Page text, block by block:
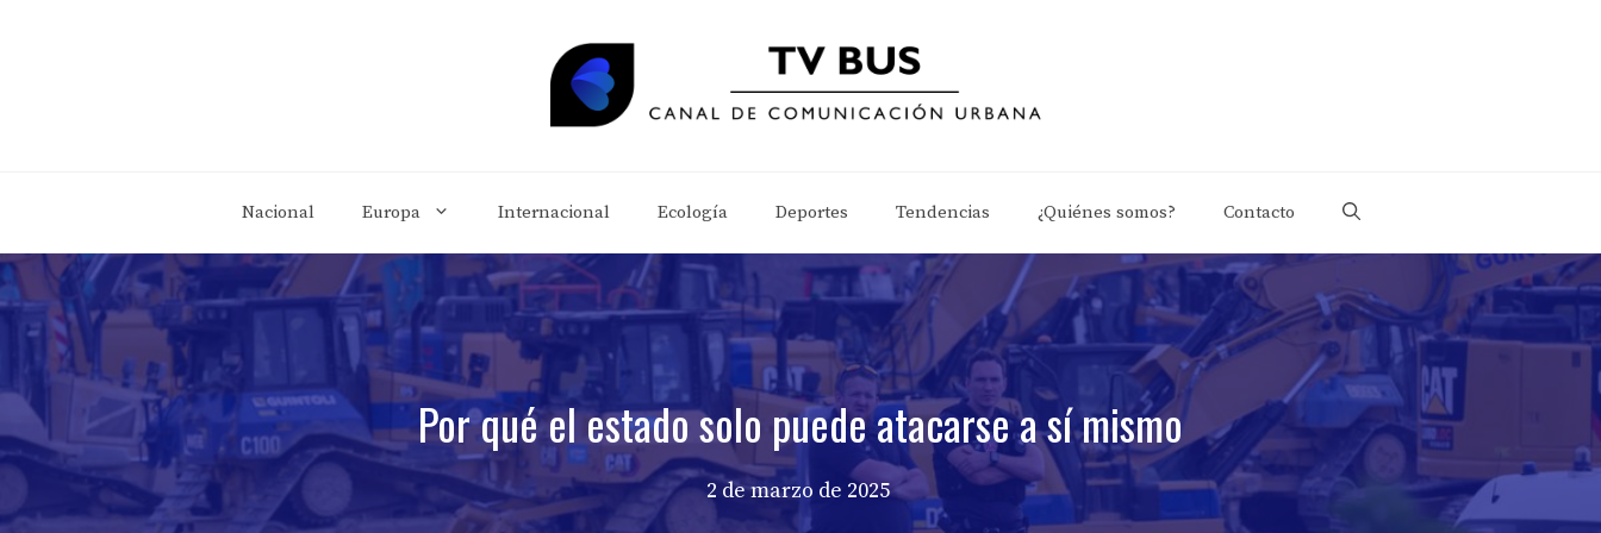
Nacional Europa Internacional Ecología Deportes Tendencias ¿Quiénes somos? Contacto
Por qué el estado solo puede atacarse a sí mismo
2 de marzo de 2025